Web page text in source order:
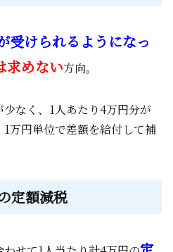
受けられるようになっ
求めない方向。
なく、1人あたり4万円分が
万円単位で差額を給付して補
定額減税